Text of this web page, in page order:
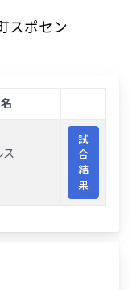
スポセン
試
合
結
果